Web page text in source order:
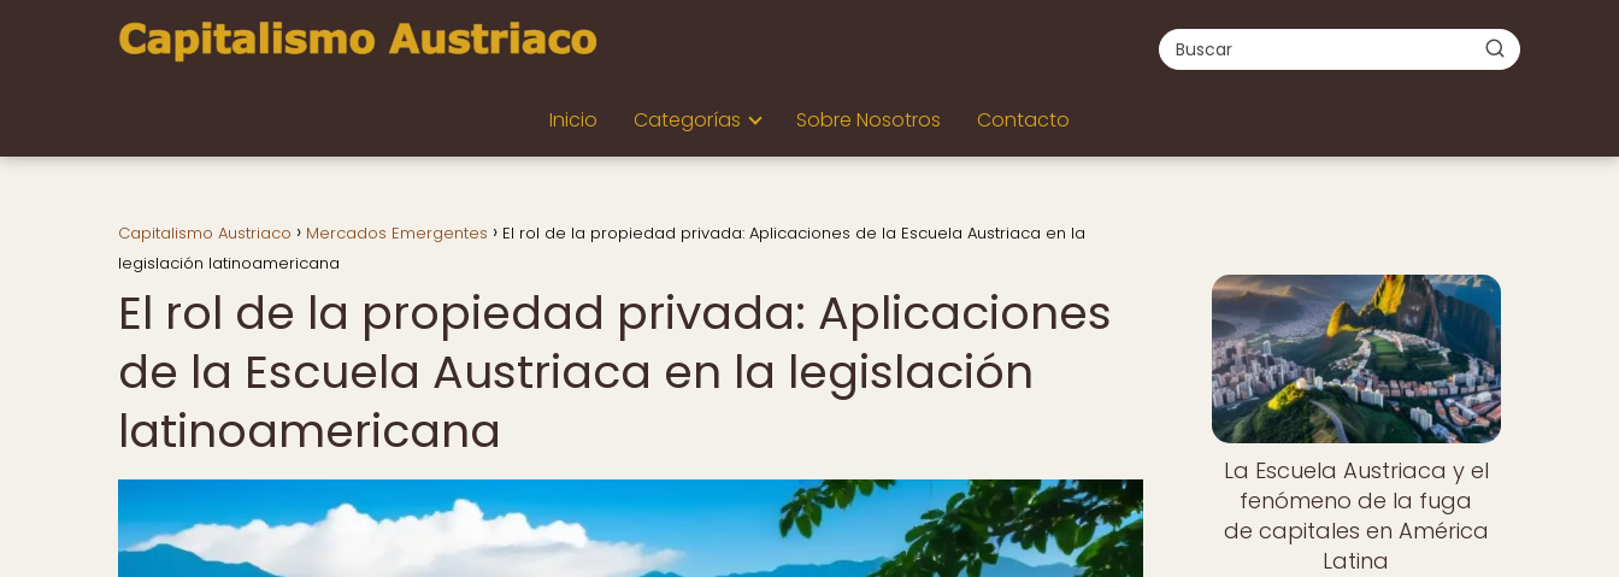
Inicio Categorías Sobre Nosotros Contacto
Capitalismo Austriaco Mercados Emergentes
El rol de la propiedad privada: Aplicaciones de la Escuela Austriaca en la
legislación latinoamericana
El rol de la propiedad privada: Aplicaciones
de la Escuela Austriaca en la legislación
latinoamericana
La Escuela Austriaca y el
fenómeno de la fuga
de capitales en América
Latina